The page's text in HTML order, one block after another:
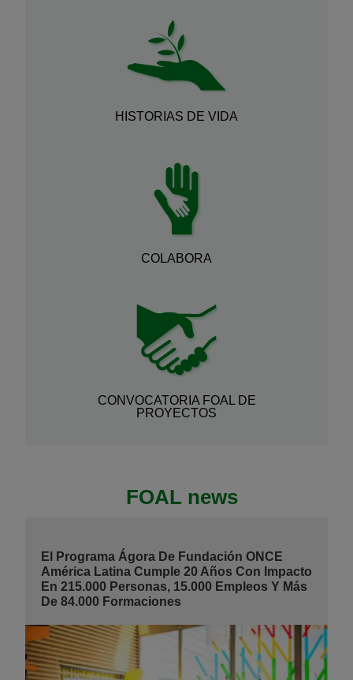
HISTORIAS DE VIDA
COLABORA
CONVOCATORIA FOAL DE
PROYECTOS
FOAL news
El Programa Ágora De Fundación ONCE
América Latina Cumple 20 Años Con Impacto
En 215.000 Personas, 15.000 Empleos Y Más
De 84.000 Formaciones